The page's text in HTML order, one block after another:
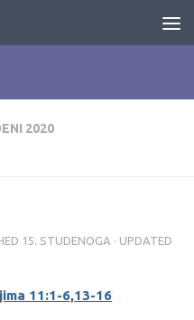
2020
15. STUDENOGA · UPDATED
11:1-6,13-16